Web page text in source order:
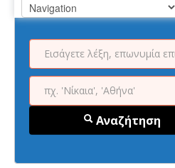
Αναζήτηση